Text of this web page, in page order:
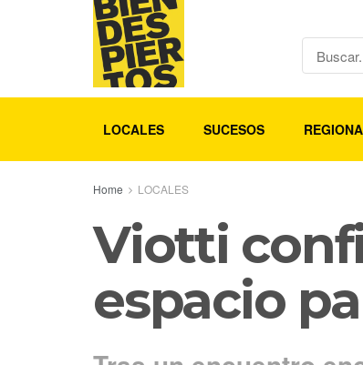
LOCALES SUCESOS
Home LOCALES
Viotti
espacio